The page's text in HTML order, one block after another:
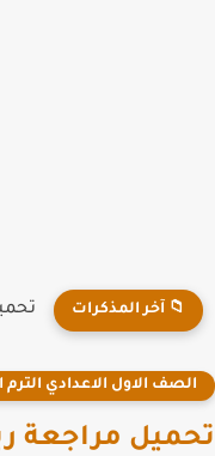
📁 آخر المذكرات
الاول الاعدادي الترم
مراجعة